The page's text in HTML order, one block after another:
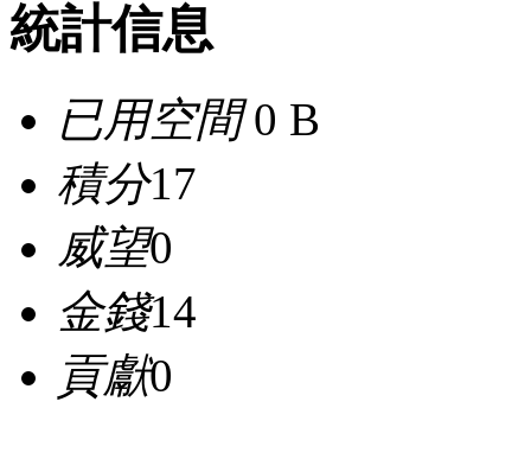
統計信息
已用空間0 B
積分17
威望0
金錢14
貢獻0